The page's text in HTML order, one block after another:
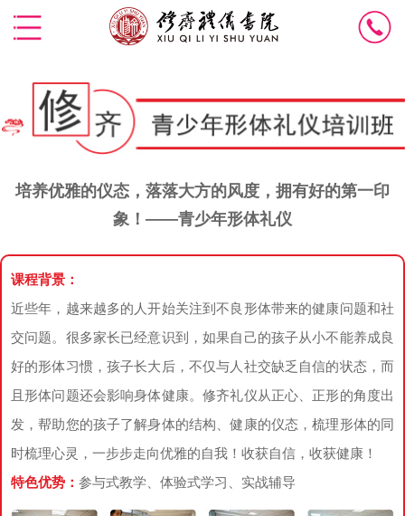
培养优雅的仪态，落落大方的风度，拥有好的第一印
象！——青少年形体礼仪
课程背景：
近些年，越来越多的人开始关注到不良形体带来的健康问题和社
交问题。很多家长已经意识到，如果自己的孩子从小不能养成良
好的形体习惯，孩子长大后，不仅与人社交缺乏自信的状态，而
且形体问题还会影响身体健康。修齐礼仪从正心、正形的角度出
发，帮助您的孩子了解身体的结构、健康的仪态，梳理形体的同
时梳理心灵，一步步走向优雅的自我！收获自信，收获健康！
特色优势： 参与式教学、体验式学习、实战辅导